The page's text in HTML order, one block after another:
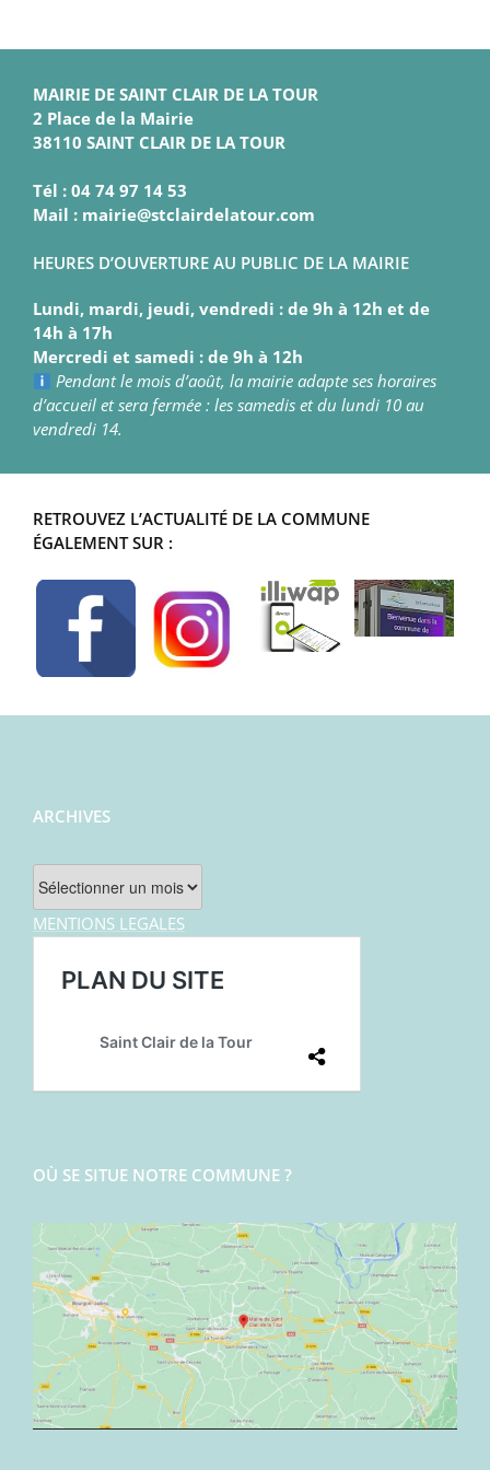
MAIRIE DE SAINT CLAIR DE LA TOUR
2 Place de la Mairie
38110 SAINT CLAIR DE LA TOUR
Tél : 04 74 97 14 53
Mail : mairie@stclairdelatour.com
HEURES D’OUVERTURE AU PUBLIC DE LA MAIRIE
Lundi, mardi, jeudi, vendredi : de 9h à 12h et de
14h à 17h
Mercredi et samedi : de 9h à 12h
Pendant le mois d’août, la mairie adapte ses horaires
d’accueil et sera fermée : les samedis et du lundi 10 au
vendredi 14.
RETROUVEZ L’ACTUALITÉ DE LA COMMUNE
ÉGALEMENT SUR :
ARCHIVES
Archives
MENTIONS LEGALES
OÙ SE SITUE NOTRE COMMUNE ?